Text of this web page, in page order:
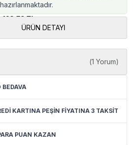
123.73 TL
ÜRÜN DETAYI
(1 Yorum)
KARTINA PEŞİN FİYATINA 3 TAKSİT
PUAN KAZAN